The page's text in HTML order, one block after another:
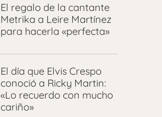
El regalo de la cantante
Metrika a Leire Martínez
para hacerla «perfecta»
El día que Elvis Crespo
conoció a Ricky Martin:
«Lo recuerdo con mucho
cariño»